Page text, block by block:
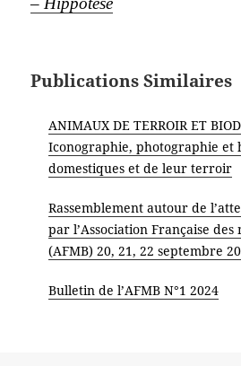
Publications Similaires
ANIMAUX DE TERROIR ET
Iconographie, photographie et
domestiques et de leur terroir
Rassemblement autour de
par l’Association Française
(AFMB) 20, 21, 22 septembre
Bulletin de l’AFMB N°1 2024